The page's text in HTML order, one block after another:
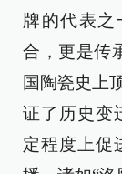
牌的代表之
合，更是传
国陶瓷史上
证了历史变
定程度上促